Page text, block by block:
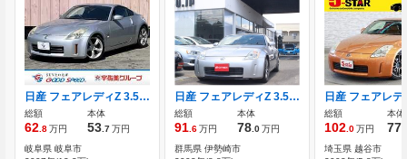
日産 フェアレディZ 3.5 バージョン T 黒革/シートヒーター/パワーシート/ETC
総額
62 .8万円
本体
53 .7万円
岐阜県 岐阜市
日産 フェアレディZ 3.5 バージョン ST レイズ19AW テイン車高調 ブレンボ ETC
総額
91 .6万円
本体
78 .0万円
群馬県 伊勢崎市
総額
102 .0万円
本体
77
埼玉県 越谷市